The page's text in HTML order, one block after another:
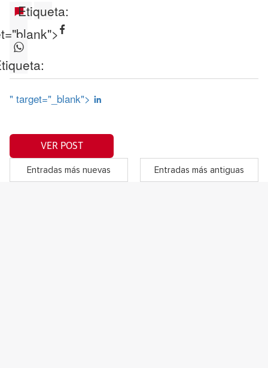
Etiqueta:
" target="_blank">
VER POST
Entradas más nuevas Entradas más antiguas